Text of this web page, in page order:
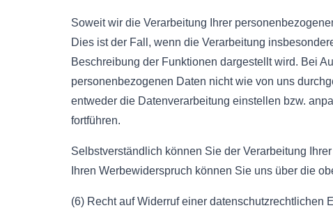
Soweit wir die Verarbeitung Ihrer
Dies ist der Fall, wenn die Verarbeitung
Beschreibung der Funktionen dargestellt wird. Bei
personenbezogenen Daten nicht wie von uns
entweder die Datenverarbeitung einstellen bzw.
fortführen.
Selbstverständlich können Sie der Verarbeitung
Ihren Werbewiderspruch können Sie uns über die
(6) Recht auf Widerruf einer datenschutzrechtlichen